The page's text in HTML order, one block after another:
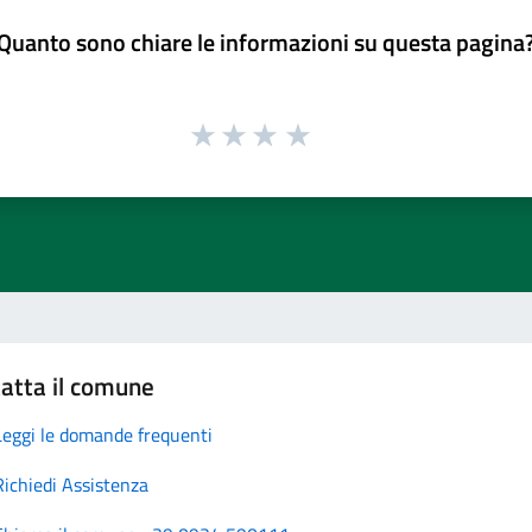
sono chiare le informazioni su questa
il comune
le domande frequenti
Assistenza